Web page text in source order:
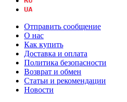
Отправить сообщение
О нас
Как купить
Доставка и оплата
Политика безопасности
Возврат и обмен
Статьи и рекомендации
Новости